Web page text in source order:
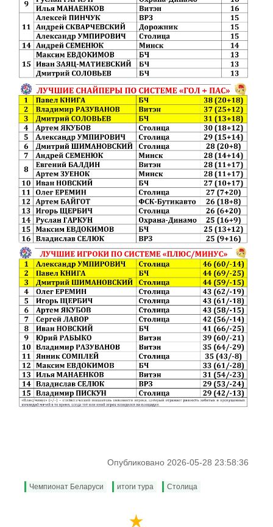
Опубликовано 2026-05-28 23:58:36
Чемпионат Беларуси итоги тура Столица